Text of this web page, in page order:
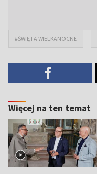
#ŚWIĘTA WIELKANOCNE
Więcej na ten temat